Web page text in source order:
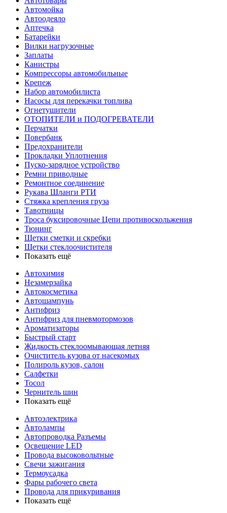
Автомойка
Автоодеяло
Аптечка
Батарейки
Вилки нагрузочные
Заплаты
Канистры
Компрессоры автомобильные
Крепеж
Набор автомобилиста
Насосы для перекачки топлива
Огнетушители
ОТОПИТЕЛИ и ПОДОГРЕВАТЕЛИ
Перчатки
Повербанк
Предохранители
Прокладки Уплотнения
Пуско-зарядное устройство
Ремни приводные
Ремонтное соединение
Рукава Шланги РТИ
Стяжка крепления груза
Тавотницы
Троса буксировочные Цепи противоскольжения
Тюнинг
Щетки сметки и скребки
Щетки стеклоочистителя
Показать ещё
Автохимия
Незамерзайка
Автокосметика
Автошампунь
Антифриз
Антифриз для пневмотормозов
Ароматизаторы
Быстрый старт
Жидкость стеклоомывающая летняя
Очиститель кузова от насекомых
Полироль кузов, салон
Салфетки
Тосол
Чернитель шин
Показать ещё
Автоэлектрика
Автолампы
Автопроводка Разъемы
Освещение LED
Провода высоковольтные
Свечи зажигания
Термоусадка
Фары рабочего света
Провода для прикуривания
Показать ещё